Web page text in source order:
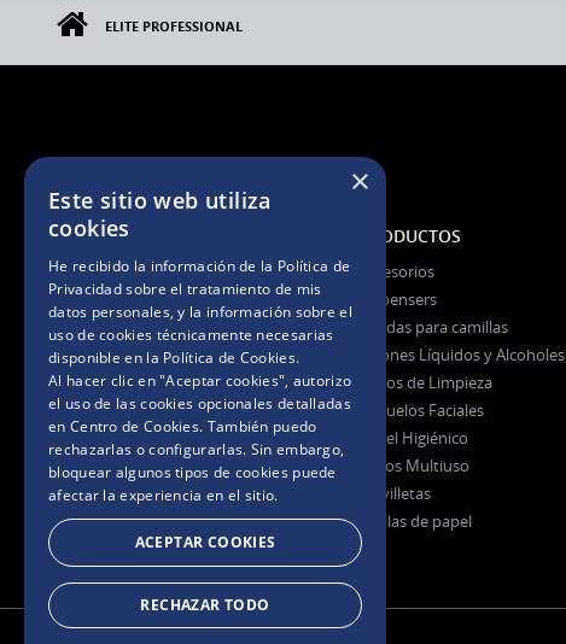
ELITE PROFESSIONAL
NOSOTROS
La Empresa
La Marca
Certificaciones
Preguntas Frecuentes
PRODUCTOS
Accesorios
Dispensers
Fundas para camillas
Jabones Líquidos y Alcoholes
Paños de Limpieza
Pañuelos Faciales
Papel Higiénico
Rollos Multiuso
Servilletas
Toallas de papel
×
Este sitio web utiliza
cookies
He recibido la información de la Política de
Privacidadsobre el tratamiento de mis
datos personales, y la información sobre el
uso de cookies técnicamente necesarias
disponible en la Política de Cookies.
Al hacer clic en "Aceptar cookies", autorizo
el uso de las cookies opcionales detalladas
en Centro de Cookies. También puedo
rechazarlas o configurarlas. Sin embargo,
bloquear algunos tipos de cookies puede
afectar la experiencia en el sitio.
ACEPTAR COOKIES
RECHAZAR TODO